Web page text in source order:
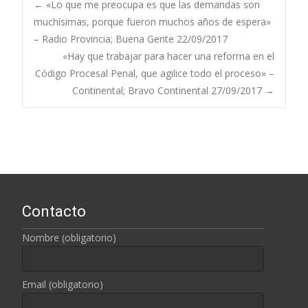
Navegación de
entradas
← «Lo que me preocupa es que las demandas son
muchísimas, porque fueron muchos años de espera»
– Radio Provincia; Buena Gente 22/09/2017
«Hay que trabajar para hacer una reforma en el
Código Procesal Penal, que agilice todo el proceso» –
Continental; Bravo Continental 27/09/2017 →
Contacto
Nombre (obligatorio)
Email (obligatorio)